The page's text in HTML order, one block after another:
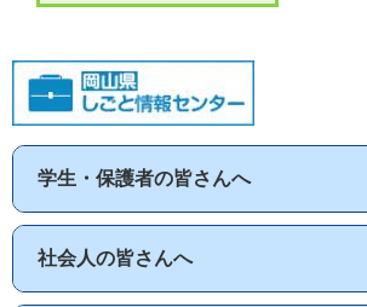
学生・保護者の皆さんへ
社会人の皆さんへ